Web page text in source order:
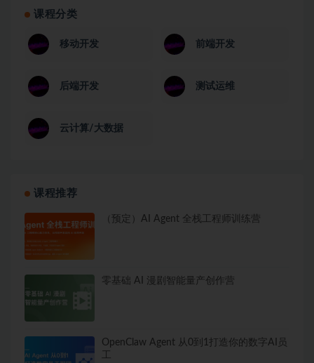
课程分类
移动开发 前端开发
后端开发 测试运维
云计算/大数据
课程推荐
（预定）AI Agent 全栈工程师训练营
零基础 AI 漫剧智能量产创作营
OpenClaw Agent 从0到1打造你的数字AI员